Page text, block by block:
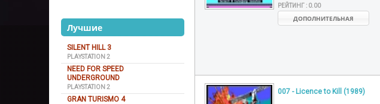
Лучшие
SILENT HILL 3
PLAYSTATION 2
NEED FOR SPEED
UNDERGROUND
PLAYSTATION 2
GRAN TURISMO 4
РЕЙТИНГ : 0.00
ДОПОЛНИТЕЛЬНАЯ
007 - Licence to Kill (1989)